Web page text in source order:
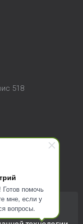
Готов помочь
мне, если у
вопросы.
518
создан
и любая информация
сайт, вы